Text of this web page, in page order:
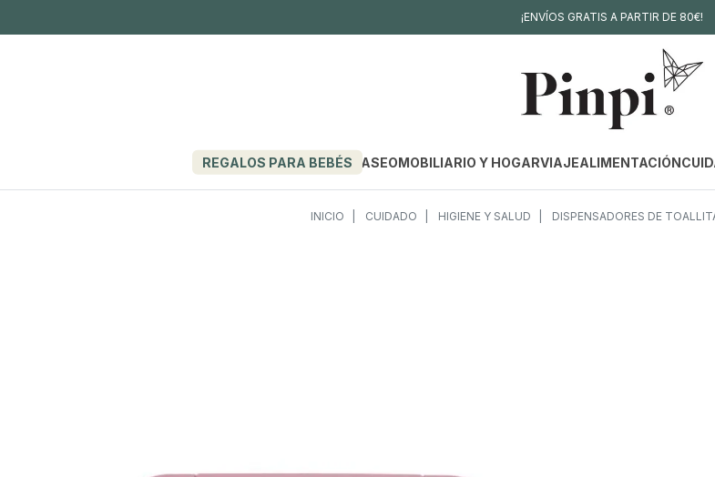
¡ENVÍOS GRATIS A PARTIR DE 80€!
REGALOS PARA BEBÉS PASEOMOBILIARIO Y HOGARVIAJEALIMENTACIÓN
INICIO CUIDADO HIGIENE Y SALUD DISPENSADORES DE